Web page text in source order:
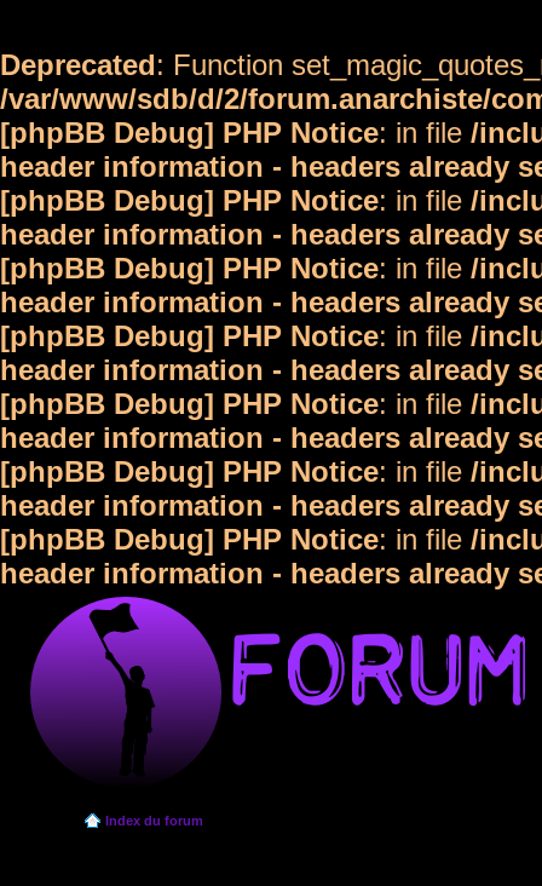
Deprecated: Function
/var/www/sdb/d/2/forum.anarchiste/
[phpBB Debug] PHP Notice: in file /
header information - headers already
[phpBB Debug] PHP Notice: in file /
header information - headers already
[phpBB Debug] PHP Notice: in file /
header information - headers already
[phpBB Debug] PHP Notice: in file /
header information - headers already
[phpBB Debug] PHP Notice: in file /
header information - headers already
[phpBB Debug] PHP Notice: in file /
header information - headers already
[phpBB Debug] PHP Notice: in file /
header information - headers already
Index du forum